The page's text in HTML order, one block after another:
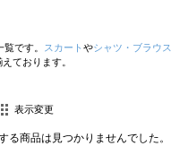
です。 スカート やシャツ・ブラウス
ております。
表示変更
る商品は見つかりませんでした。